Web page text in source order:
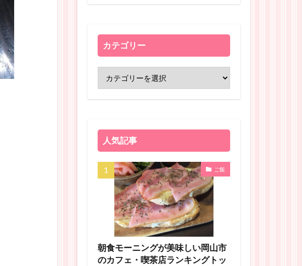
カテゴリー
人気記事
ご飯
朝食モーニングが美味しい岡山市
のカフェ・喫茶店ランキングトッ